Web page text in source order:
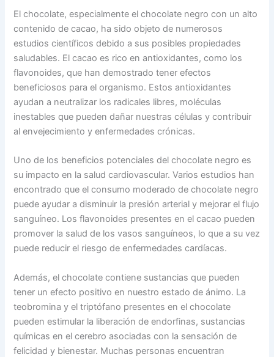
El chocolate, especialmente el chocolate negro con un alto
contenido de cacao, ha sido objeto de numerosos
estudios científicos debido a sus posibles propiedades
saludables. El cacao es rico en antioxidantes, como los
flavonoides, que han demostrado tener efectos
beneficiosos para el organismo. Estos antioxidantes
ayudan a neutralizar los radicales libres, moléculas
inestables que pueden dañar nuestras células y contribuir
al envejecimiento y enfermedades crónicas.
Uno de los beneficios potenciales del chocolate negro es
su impacto en la salud cardiovascular. Varios estudios han
encontrado que el consumo moderado de chocolate negro
puede ayudar a disminuir la presión arterial y mejorar el flujo
sanguíneo. Los flavonoides presentes en el cacao pueden
promover la salud de los vasos sanguíneos, lo que a su vez
puede reducir el riesgo de enfermedades cardíacas.
Además, el chocolate contiene sustancias que pueden
tener un efecto positivo en nuestro estado de ánimo. La
teobromina y el triptófano presentes en el chocolate
pueden estimular la liberación de endorfinas, sustancias
químicas en el cerebro asociadas con la sensación de
felicidad y bienestar. Muchas personas encuentran